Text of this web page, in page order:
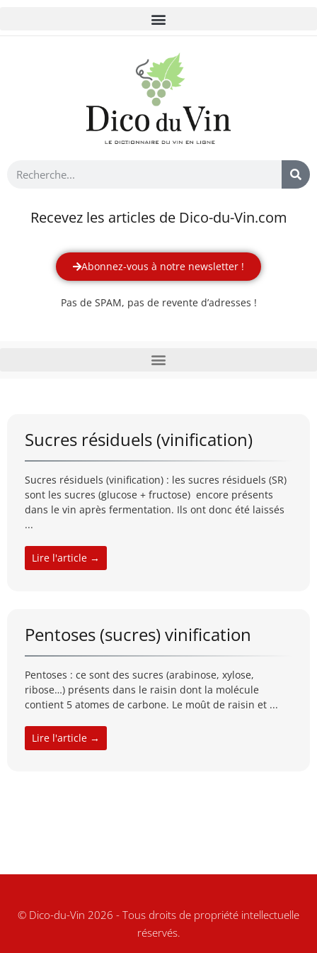
Recevez les articles de Dico-du-Vin.com
Abonnez-vous à notre newsletter !
Pas de SPAM, pas de revente d’adresses !
Sucres résiduels (vinification)
Sucres résiduels (vinification) : les sucres résiduels (SR)
sont les sucres (glucose + fructose) encore présents
dans le vin après fermentation. Ils ont donc été laissés
...
Lire l'article →
Pentoses (sucres) vinification
Pentoses : ce sont des sucres (arabinose, xylose,
ribose…) présents dans le raisin dont la molécule
contient 5 atomes de carbone. Le moût de raisin et ...
Lire l'article →
© Dico-du-Vin 2026 - Tous droits de propriété intellectuelle
réservés.